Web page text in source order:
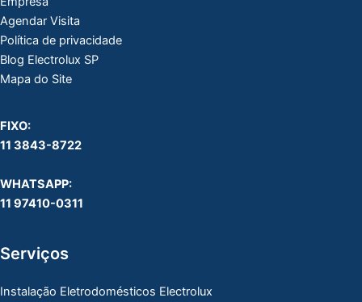
Agendar Visita
Política de privacidade
Blog Electrolux SP
Mapa do Site
FIXO:
11 3843-8722
WHATSAPP:
11 97410-0311
Serviços
Instalação Eletrodomésticos Electrolux